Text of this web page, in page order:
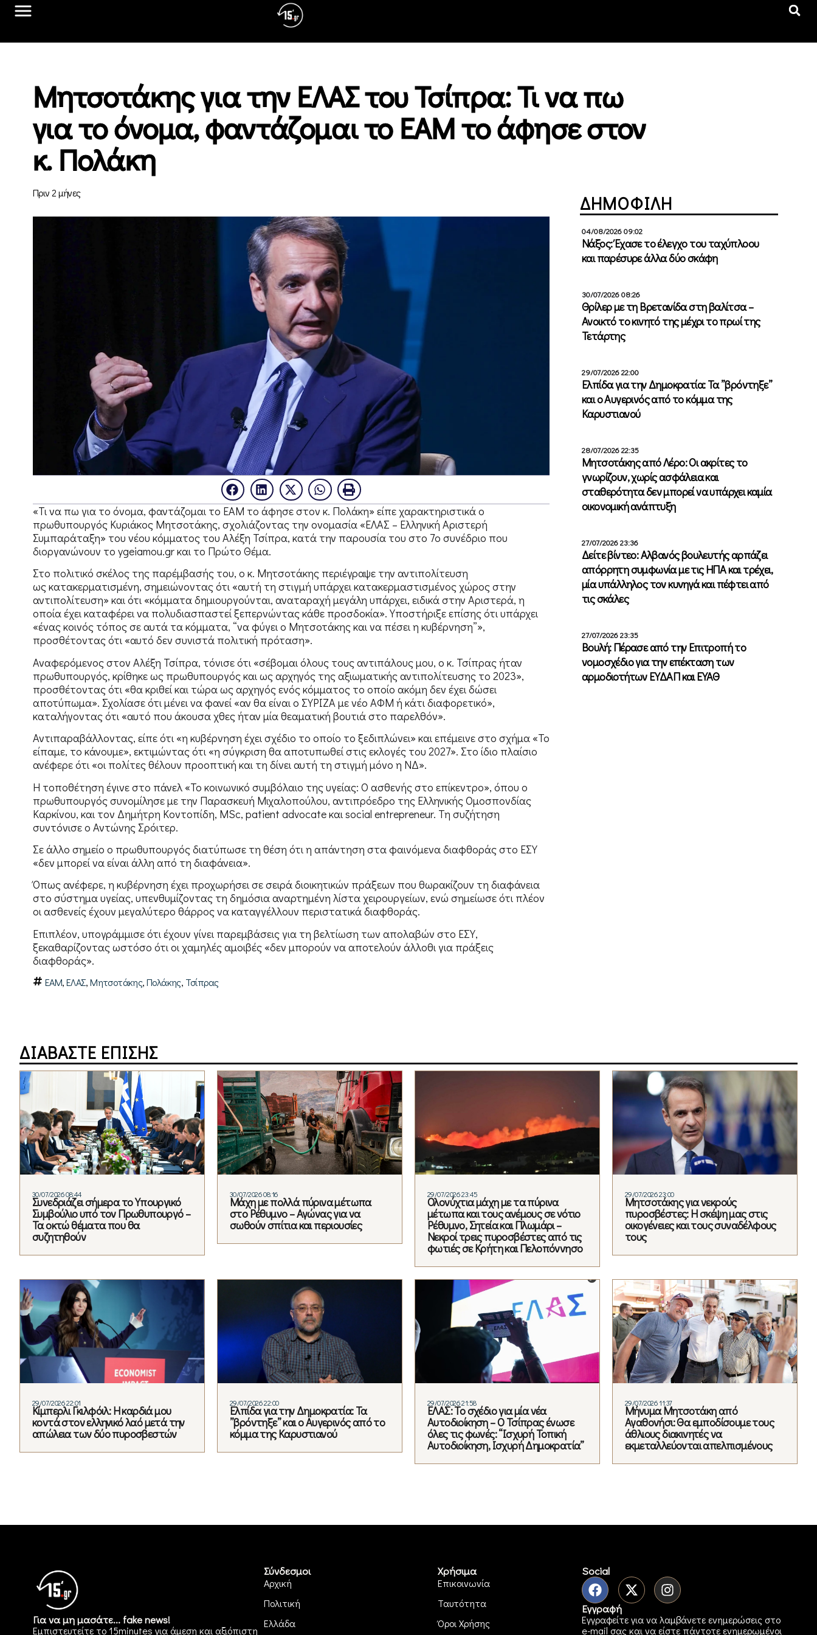
Μητσοτάκης για την ΕΛΑΣ του Τσίπρα: Τι να πω
για το όνομα, φαντάζομαι το ΕΑΜ το άφησε στον
κ. Πολάκη
Πριν 2 μήνες
«Τι να πω για το όνομα, φαντάζομαι το ΕΑΜ το άφησε στον κ. Πολάκη» είπε χαρακτηριστικά ο
πρωθυπουργός Κυριάκος Μητσοτάκης, σχολιάζοντας την ονομασία «ΕΛΑΣ – Ελληνική Αριστερή
Συμπαράταξη» του νέου κόμματος του Αλέξη Τσίπρα, κατά την παρουσία του στο 7ο συνέδριο που
διοργανώνουν το ygeiamou.gr και το Πρώτο Θέμα.
Στο πολιτικό σκέλος της παρέμβασής του, ο κ. Μητσοτάκης περιέγραψε την αντιπολίτευση
ως κατακερματισμένη, σημειώνοντας ότι «αυτή τη στιγμή υπάρχει κατακερμαστισμένος χώρος στην
αντιπολίτευση» και ότι «κόμματα δημιουργούνται, αναταραχή μεγάλη υπάρχει, ειδικά στην Αριστερά, η
οποία έχει καταφέρει να πολυδιασπαστεί ξεπερνώντας κάθε προσδοκία». Υποστήριξε επίσης ότι υπάρχει
«ένας κοινός τόπος σε αυτά τα κόμματα, “να φύγει ο Μητσοτάκης και να πέσει η κυβέρνηση”»,
προσθέτοντας ότι «αυτό δεν συνιστά πολιτική πρόταση».
Αναφερόμενος στον Αλέξη Τσίπρα, τόνισε ότι «σέβομαι όλους τους αντιπάλους μου, ο κ. Τσίπρας ήταν
πρωθυπουργός, κρίθηκε ως πρωθυπουργός και ως αρχηγός της αξιωματικής αντιπολίτευσης το 2023»,
προσθέτοντας ότι «θα κριθεί και τώρα ως αρχηγός ενός κόμματος το οποίο ακόμη δεν έχει δώσει
αποτύπωμα». Σχολίασε ότι μένει να φανεί «αν θα είναι ο ΣΥΡΙΖΑ με νέο ΑΦΜ ή κάτι διαφορετικό»,
καταλήγοντας ότι «αυτό που άκουσα χθες ήταν μία θεαματική βουτιά στο παρελθόν».
Αντιπαραβάλλοντας, είπε ότι «η κυβέρνηση έχει σχέδιο το οποίο το ξεδιπλώνει» και επέμεινε στο σχήμα «Το
είπαμε, το κάνουμε», εκτιμώντας ότι «η σύγκριση θα αποτυπωθεί στις εκλογές του 2027». Στο ίδιο πλαίσιο
ανέφερε ότι «οι πολίτες θέλουν προοπτική και τη δίνει αυτή τη στιγμή μόνο η ΝΔ».
Η τοποθέτηση έγινε στο πάνελ «Το κοινωνικό συμβόλαιο της υγείας: Ο ασθενής στο επίκεντρο», όπου ο
πρωθυπουργός συνομίλησε με την Παρασκευή Μιχαλοπούλου, αντιπρόεδρο της Ελληνικής Ομοσπονδίας
Καρκίνου, και τον Δημήτρη Κοντοπίδη, MSc, patient advocate και social entrepreneur. Τη συζήτηση
συντόνισε ο Αντώνης Σρόιτερ.
Σε άλλο σημείο ο πρωθυπουργός διατύπωσε τη θέση ότι η απάντηση στα φαινόμενα διαφθοράς στο ΕΣΥ
«δεν μπορεί να είναι άλλη από τη διαφάνεια».
Όπως ανέφερε, η κυβέρνηση έχει προχωρήσει σε σειρά διοικητικών πράξεων που θωρακίζουν τη διαφάνεια
στο σύστημα υγείας, υπενθυμίζοντας τη δημόσια αναρτημένη λίστα χειρουργείων, ενώ σημείωσε ότι πλέον
οι ασθενείς έχουν μεγαλύτερο θάρρος να καταγγέλλουν περιστατικά διαφθοράς.
Επιπλέον, υπογράμμισε ότι έχουν γίνει παρεμβάσεις για τη βελτίωση των απολαβών στο ΕΣΥ,
ξεκαθαρίζοντας ωστόσο ότι οι χαμηλές αμοιβές «δεν μπορούν να αποτελούν άλλοθι για πράξεις
διαφθοράς».
ΕΑΜ,ΕΛΑΣ,Μητσοτάκης,Πολάκης, Τσίπρας
ΔΗΜΟΦΙΛΗ
04/08/2026 09:02
Νάξος: Έχασε το έλεγχο του ταχύπλοου
και παρέσυρε άλλα δύο σκάφη
30/07/2026 08:26
Θρίλερ με τη Βρετανίδα στη βαλίτσα –
Ανοικτό το κινητό της μέχρι το πρωί της
Τετάρτης
29/07/2026 22:00
Ελπίδα για την Δημοκρατία: Τα ”βρόντηξε”
και ο Αυγερινός από το κόμμα της
Καρυστιανού
28/07/2026 22:35
Μητσοτάκης από Λέρο: Οι ακρίτες το
γνωρίζουν, χωρίς ασφάλεια και
σταθερότητα δεν μπορεί να υπάρχει καμία
οικονομική ανάπτυξη
27/07/2026 23:36
Δείτε βίντεο: Αλβανός βουλευτής αρπάζει
απόρρητη συμφωνία με τις ΗΠΑ και τρέχει,
μία υπάλληλος τον κυνηγά και πέφτει από
τις σκάλες
27/07/2026 23:35
Βουλή: Πέρασε από την Επιτροπή το
νομοσχέδιο για την επέκταση των
αρμοδιοτήτων ΕΥΔΑΠ και ΕΥΑΘ
ΔΙΑΒΑΣΤΕ ΕΠΙΣΗΣ
30/07/2026 08:44
Συνεδριάζει σήμερα το Υπουργικό
Συμβούλιο υπό τον Πρωθυπουργό –
Τα οκτώ θέματα που θα
συζητηθούν
30/07/2026 08:16
Μάχη με πολλά πύρινα μέτωπα
στο Ρέθυμνο – Αγώνας για να
σωθούν σπίτια και περιουσίες
29/07/2026 23:45
Ολονύχτια μάχη με τα πύρινα
μέτωπα και τους ανέμους σε νότιο
Ρέθυμνο, Σητεία και Πλωμάρι –
Νεκροί τρεις πυροσβέστες από τις
φωτιές σε Κρήτη και Πελοπόννησο
29/07/2026 23:00
Μητσοτάκης για νεκρούς
πυροσβέστες: Η σκέψη μας στις
οικογένειες και τους συναδέλφους
τους
29/07/2026 22:01
Κίμπερλι Γκιλφόιλ: Η καρδιά μου
κοντά στον ελληνικό λαό μετά την
απώλεια των δύο πυροσβεστών
29/07/2026 22:00
Ελπίδα για την Δημοκρατία: Τα
”βρόντηξε” και ο Αυγερινός από το
κόμμα της Καρυστιανού
29/07/2026 21:58
ΕΛΑΣ: Το σχέδιο για μία νέα
Αυτοδιοίκηση – Ο Τσίπρας ένωσε
όλες τις φωνές: “Ισχυρή Τοπική
Αυτοδιοίκηση, Ισχυρή Δημοκρατία”
29/07/2026 11:37
Μήνυμα Μητσοτάκη από
Αγαθονήσι: Θα εμποδίσουμε τους
άθλιους διακινητές να
εκμεταλλεύονται απελπισμένους
Για να μη μασάτε... fake news!
Εμπιστευτείτε το 15minutes για άμεση και αξιόπιστη
Σύνδεσμοι
Αρχική
Πολιτική
Ελλάδα
Χρήσιμα
Επικοινωνία
Ταυτότητα
Όροι Χρήσης
Social
Εγγραφή
Εγγραφείτε για να λαμβάνετε ενημερώσεις στο
e-mail σας και να είστε πάντοτε ενημερωμένοι